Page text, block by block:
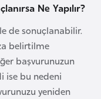
Ne Yapılır?
de sonuçlanabilir.
belirtilme
başvurunuzun
ise bu nedeni
yeniden